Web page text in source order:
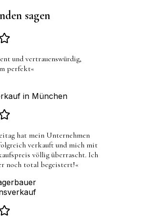
sagen
und vertrauenswürdig,
perfekt«
in München
hat mein Unternehmen
verkauft und mich mit
völlig überrascht. Ich
noch total begeistert!«